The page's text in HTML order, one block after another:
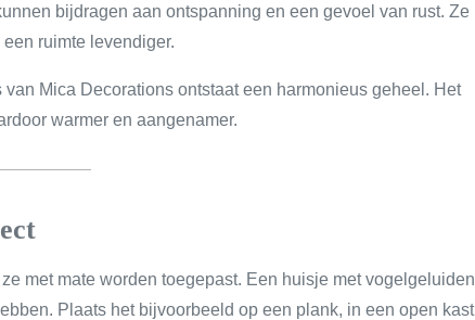
bijdragen aan ontspanning en een gevoel van rust. Ze
ruimte levendiger.
Mica Decorations ontstaat een harmonieus geheel. Het
warmer en aangenamer.
met mate worden toegepast. Een huisje met vogelgeluiden
Plaats het bijvoorbeeld op een plank, in een open kast